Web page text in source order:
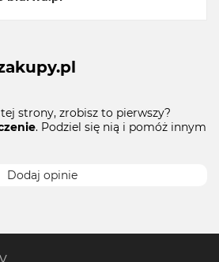
strony, zrobisz to pierwszy?
. Podziel się nią i pomóż innym
Dodaj opinie